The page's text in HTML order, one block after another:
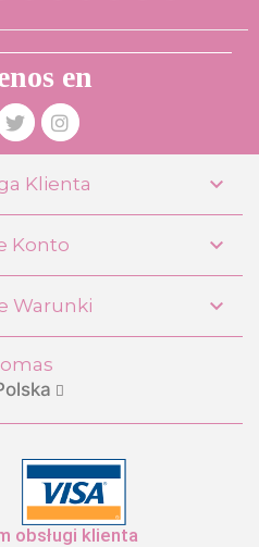
lalek Sophie 3x1
81675
€
en
Klienta 
Konto 
Warunki 
obsługi klienta